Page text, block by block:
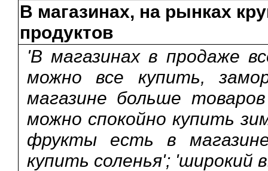
В магазинах, на рынках
продуктов
'В магазинах в продаже
можно все купить,
магазине больше
можно спокойно купить
фрукты есть в
купить соленья'; 'широкий